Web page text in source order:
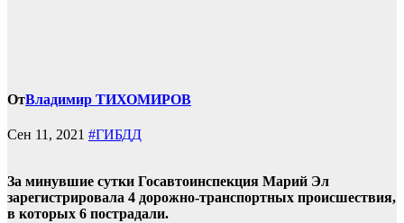
ОтВладимир ТИХОМИРОВ
Сен 11, 2021 #ГИБДД
За минувшие сутки Госавтоинспекция Марий Эл
зарегистрировала 4 дорожно-транспортных происшествия,
в которых 6 пострадали.